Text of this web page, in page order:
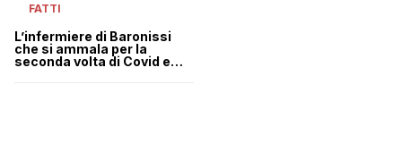
FATTI
L’infermiere di Baronissi
che si ammala per la
seconda volta di Covid e